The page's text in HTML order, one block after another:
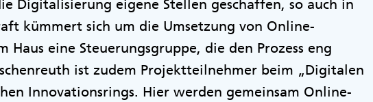
Digitalisierung eigene Stellen geschaffen, so auch in
kümmert sich um die Umsetzung von Online-
Haus eine Steuerungsgruppe, die den Prozess eng
ist zudem Projektteilnehmer beim „Digitalen
Innovationsrings. Hier werden gemeinsam Online-